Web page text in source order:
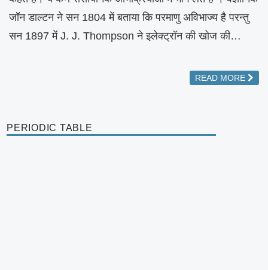
जॉन डाल्टन ने सन 1804 में बताया कि परमाणु अविभाज्य है परन्तु
सन 1897 में J. J. Thompson ने इलेक्ट्रॉन की खोज की…
READ MORE
PERIODIC TABLE